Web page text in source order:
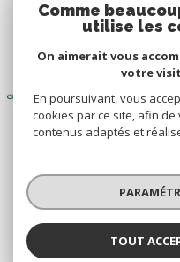
Nos
© 2026 |
Comme
utilise les
On aimerait vous
votre
En poursuivant, vous
cookies par ce site, afin
contenus adaptés et
TOUT